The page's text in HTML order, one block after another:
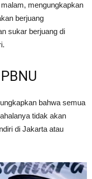
mengungkapkan
berjuang
sukar berjuang di
bahwa semua
tidak akan
di Jakarta atau